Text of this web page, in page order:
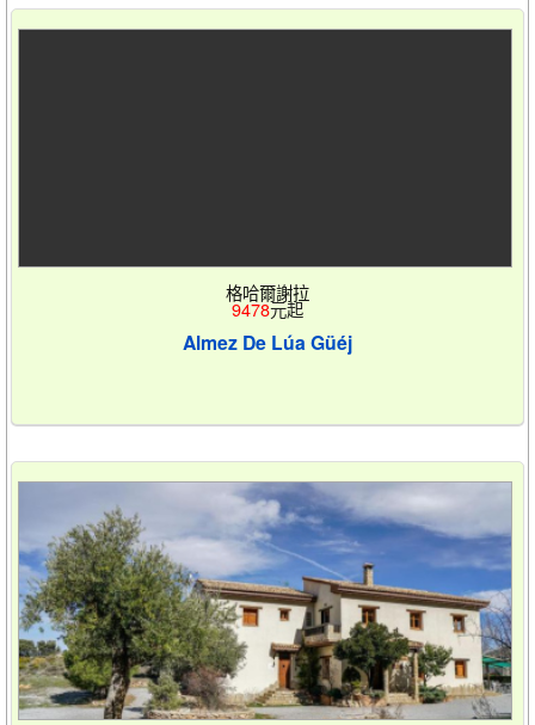
格哈爾謝拉
9478元起
Almez De Lúa Güéj